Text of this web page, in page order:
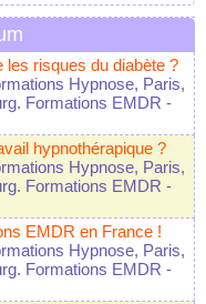
les risques du diabète ?
Hypnose, Paris,
Formations EMDR -
hypnothérapique ?
Hypnose, Paris,
Formations EMDR -
EMDR en France !
Hypnose, Paris,
Formations EMDR -